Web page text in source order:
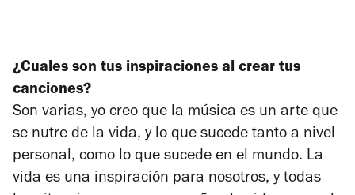
¿Cuales son tus inspiraciones al crear tus
canciones?
Son varias, yo creo que la música es un arte que
se nutre de la vida, y lo que sucede tanto a nivel
personal, como lo que sucede en el mundo. La
vida es una inspiración para nosotros, y todas